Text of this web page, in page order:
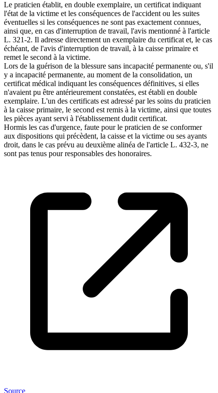
Le praticien établit, en double exemplaire, un certificat indiquant
l'état de la victime et les conséquences de l'accident ou les suites
éventuelles si les conséquences ne sont pas exactement connues,
ainsi que, en cas d'interruption de travail, l'avis mentionné à l'article
L. 321-2. Il adresse directement un exemplaire du certificat et, le cas
échéant, de l'avis d'interruption de travail, à la caisse primaire et
remet le second à la victime.
Lors de la guérison de la blessure sans incapacité permanente ou, s'il
y a incapacité permanente, au moment de la consolidation, un
certificat médical indiquant les conséquences définitives, si elles
n'avaient pu être antérieurement constatées, est établi en double
exemplaire. L'un des certificats est adressé par les soins du praticien
à la caisse primaire, le second est remis à la victime, ainsi que toutes
les pièces ayant servi à l'établissement dudit certificat.
Hormis les cas d'urgence, faute pour le praticien de se conformer
aux dispositions qui précèdent, la caisse et la victime ou ses ayants
droit, dans le cas prévu au deuxième alinéa de l'article L. 432-3, ne
sont pas tenus pour responsables des honoraires.
Source